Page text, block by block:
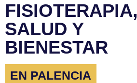
FISIOTERAPIA,
SALUD Y
BIENESTAR
EN PALENCIA